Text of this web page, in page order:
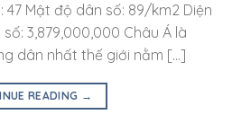
47 Mật độ dân số: 89/km2 Diện
3,879,000,000 Châu Á là
dân nhất thế giới nằm […]
READING →